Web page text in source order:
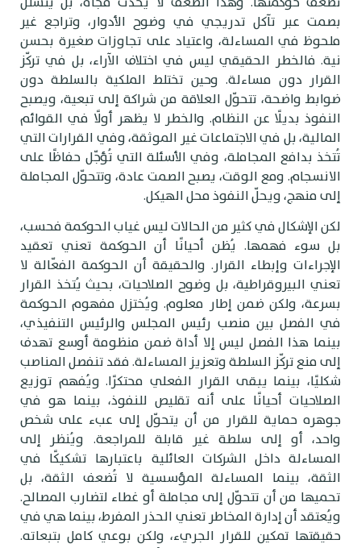
عبر تآكل تدريجي في وضوح الأدوار، وتراجع غير
في المساءلة، واعتياد على تجاوزات صغيرة بحسن
فالخطر الحقيقي ليس في اختلاف الآراء، بل في تركّز
دون مساءلة. وحين تختلط الملكية بالسلطة دون
واضحة، تتحوّل العلاقة من شراكة إلى تبعية، ويصبح
بديلًا عن النظام. والخطر لا يظهر أولًا في القوائم
بل في الاجتماعات غير الموثقة، وفي القرارات التي
بدافع المجاملة، وفي الأسئلة التي تُؤجّل حفاظًا على
ومع الوقت، يصبح الصمت عادة، وتتحوّل المجاملة
منهج، ويحلّ النفوذ محل الهيكل.
الإشكال في كثير من الحالات ليس غياب الحوكمة فحسب،
سوء فهمها. يُظن أحيانًا أن الحوكمة تعني تعقيد
وإبطاء القرار. والحقيقة أن الحوكمة الفعّالة لا
البيروقراطية، بل وضوح الصلاحيات، بحيث يُتخذ القرار
ولكن ضمن إطار معلوم. ويُختزل مفهوم الحوكمة
الفصل بين منصب رئيس المجلس والرئيس التنفيذي،
هذا الفصل ليس إلا أداة ضمن منظومة أوسع تهدف
منع تركّز السلطة وتعزيز المساءلة. فقد تنفصل المناصب
بينما يبقى القرار الفعلي محتكرًا. ويُفهم توزيع
أحيانًا على أنه تقليص للنفوذ، بينما هو في
حماية للقرار من أن يتحوّل إلى عبء على شخص
أو إلى سلطة غير قابلة للمراجعة. ويُنظر إلى
داخل الشركات العائلية باعتبارها تشكيكًا في
بينما المساءلة المؤسسية لا تُضعف الثقة، بل
من أن تتحوّل إلى مجاملة أو غطاء لتضارب المصالح.
أن إدارة المخاطر تعني الحذر المفرط، بينما هي في
تمكين للقرار الجريء، ولكن بوعي كامل بتبعاته.